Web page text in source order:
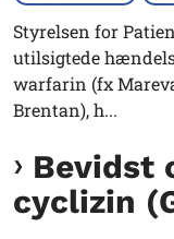
Styrelsen for
utilsigtede
warfarin (fx
Brentan), h...
Bevidst
cyclizin